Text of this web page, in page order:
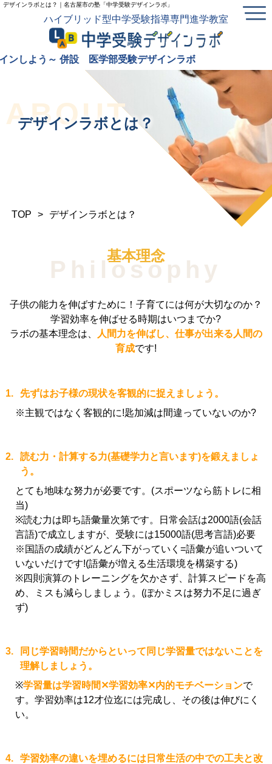
デザインラボとは？｜名古屋市の塾「中学受験デザインラボ」
ハイブリッド型中学受験指導専門進学教室
設 医学部受験デザインラボ
ABOUT
デザインラボとは？
TOP > デザインラボとは？
Philosophy
基本理念
子供の能力を伸ばすために！子育てには何が大切なのか？
学習効率を伸ばせる時期はいつまでか?
ラボの基本理念は、
人間力を伸ばし、仕事が出来る人間の
育成です!
1.
先ずはお子様の現状を客観的に捉えましょう。
※主観ではなく客観的に!匙加減は間違っていないのか?
2.
読む力・計算する力(基礎学力と言います)を鍛えましょ
う。
とても地味な努力が必要です。(スポーツなら筋トレに相
当)
※読む力は即ち語彙量次第です。日常会話は2000語(会話
言語)で成立しますが、受験には15000語(思考言語)必要
※国語の成績がどんどん下がっていく=語彙が追いついて
いないだけです!(語彙が増える生活環境を構築する)
※四則演算のトレーニングを欠かさず、計算スピードを高
め、ミスも減らしましょう。(ぽかミスは努力不足に過ぎ
ず)
3.
同じ学習時間だからといって同じ学習量ではないことを
理解しましょう。
※学習量は学習時間✕学習効率✕内的モチベーションで
す。学習効率は12才位迄には完成し、その後は伸びにく
い。
4.
学習効率の違いを埋めるには日常生活の中での工夫と改